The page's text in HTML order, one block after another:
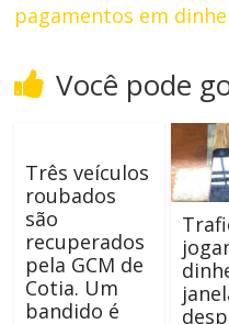
pagamentos em
Você pode
Três veículos
roubados
são
recuperados
pela GCM de
Cotia. Um
bandido é